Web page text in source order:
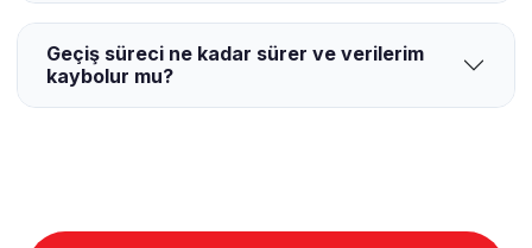
Geçiş süreci ne kadar sürer ve verilerim
kaybolur mu?